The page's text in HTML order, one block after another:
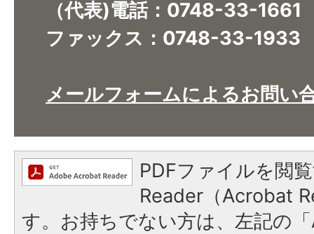
（代表)電話：0748-33-1661
ファックス：0748-33-1933
メールフォームによるお問い
PDFファイルを閲
Reader（Acrobat
す。お持ちでない方は、左記の